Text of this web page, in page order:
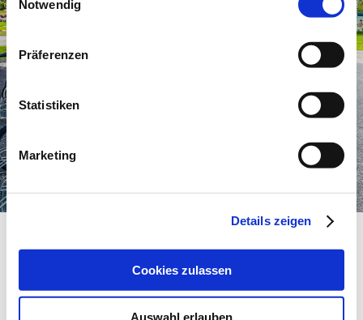
i
n
w
i
l
l
i
g
u
n
g
Notwendig
Präferenzen
Statistiken
Marketing
Details zeigen
Cookies zulassen
Auswahl erlauben
Reiterferien in Flachau-
Reitdorf